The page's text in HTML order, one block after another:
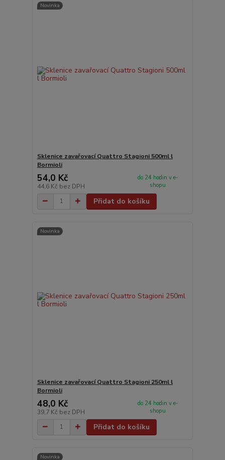
Novinka
Sklenice zavařovací Quattro Stagioni 500ml l
Bormioli
54,0 Kč
44,6 Kč bez DPH
do 24 hodin v e-
shopu
Přidat do košíku
Novinka
Sklenice zavařovací Quattro Stagioni 250ml l
Bormioli
48,0 Kč
39,7 Kč bez DPH
do 24 hodin v e-
shopu
Přidat do košíku
Novinka